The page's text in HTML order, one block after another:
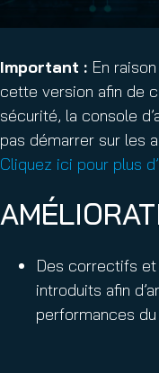
Important : En
cette version afin de
sécurité, la console
pas démarrer sur les
Cliquez ici pour plus
Des correctifs
introduits afin
performances